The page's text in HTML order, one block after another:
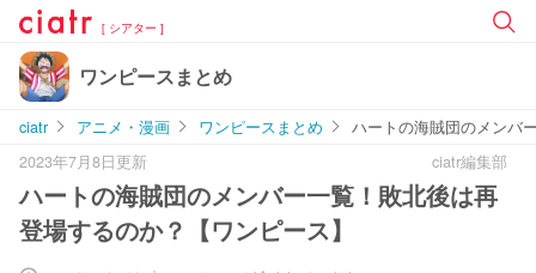
[ シアター ]
ワンピースまとめ
ciatr アニメ・漫画 ワンピースまとめ
ハートの海賊団のメンバ
2023年7月8日更新
ciatr編集部
ハートの海賊団のメンバー一覧！敗北後は再
登場するのか？【ワンピース】